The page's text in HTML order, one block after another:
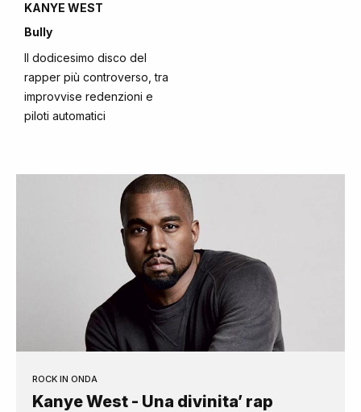
KANYE WEST
Bully
Il dodicesimo disco del
rapper più controverso, tra
improvvise redenzioni e
piloti automatici
ROCK IN ONDA
Kanye West - Una divinita’ rap